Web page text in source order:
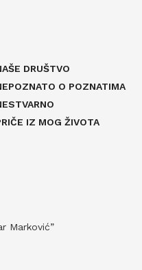
DRUŠTVO
O POZNATIMA
IZ MOG ŽIVOTA
Marković”